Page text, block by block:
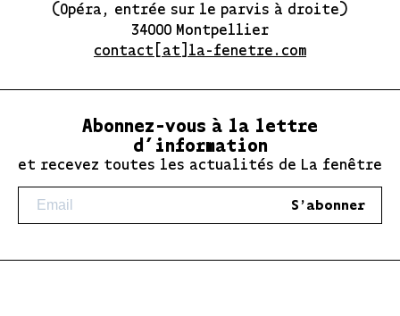
(Opéra, entrée sur le parvis à droite)
34000 Montpellier
contact[at]la-fenetre.com
Abonnez-vous à la lettre
d’information
et recevez toutes les actualités de La fenêtre
S'abonner